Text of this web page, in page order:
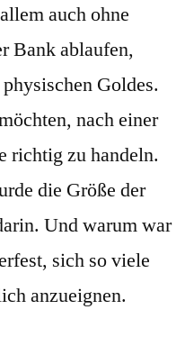
auch ohne
Bank ablaufen,
Goldes.
nach einer
richtig zu handeln.
die Größe der
Und warum war
sich so viele
anzueignen.